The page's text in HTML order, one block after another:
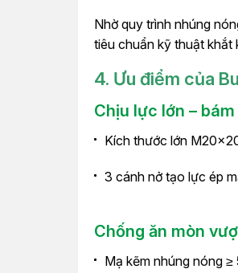
Nhờ quy trình nhúng
tiêu chuẩn kỹ thuật khắt
4. Ưu điểm của
Chịu lực lớn –
Kích thước lớn
3 cánh nở tạo lực ép
Chống ăn mòn
Mạ kẽm nhúng nóng